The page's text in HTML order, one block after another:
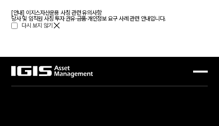
[안내] 이지스자산운용 사칭 관련 유의사항
당사 및 임직원 사칭 투자 권유·금품·개인정보 요구 사례 관련 안내입니다.
다시 보지 않기
닫
기